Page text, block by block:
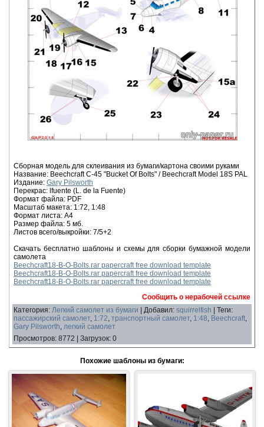
Сборная модель для склеивания из бумаги/картона своими руками
Название: Beechcraft C-45 "Bucket Of Bolts" / Beechcraft Model 18S PAL
Издание: Gary Pilsworth
Перекрас: lfuente (L. de la Fuente)
Формат файла: PDF
Масштаб макета: 1:72, 1:48
Формат листа: А4
Размер файла: 5 мб.
Листов всего/выкройки: 7/5+2
Скачать бесплатно шаблоны и схемы для сборки бумажной модели
самолета
Beechcraft18-B-O-Bolts.rar papercraft free download template
Beechcraft18-B-O-Bolts.rar papercraft free download template
Beechcraft18-B-O-Bolts.rar papercraft free download template
Сообщить о нерабочей ссылке
Категория: Легкий самолет из бумаги Добавил: squirrelfish Теги:
пассажирский самолет, 1:72, транспортный самолет, 1:48, Beechcraft,
Gary Pilsworth, легкий самолет
Просмотров: 8772 Загрузок: 0
Похожие шаблоны из бумаги: